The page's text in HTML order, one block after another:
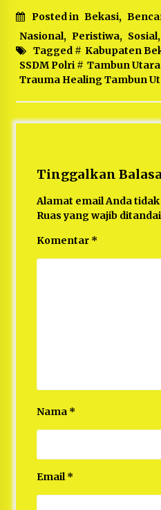
Posted in Bekasi,
Nasional, Peristiwa, Sosial,
Tagged # Kabupaten
SSDM Polri# Tambun Utara
Trauma Healing Tambun
Tinggalkan
Alamat email Anda
Ruas yang wajib ditandai
Komentar *
Nama *
Email*